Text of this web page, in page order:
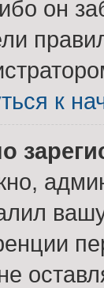
он
к